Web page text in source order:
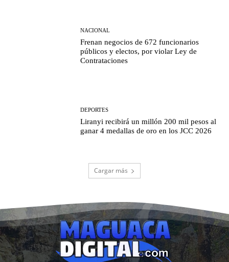
NACIONAL
Frenan negocios de 672 funcionarios
públicos y electos, por violar Ley de
Contrataciones
DEPORTES
Liranyi recibirá un millón 200 mil pesos al
ganar 4 medallas de oro en los JCC 2026
Cargar más